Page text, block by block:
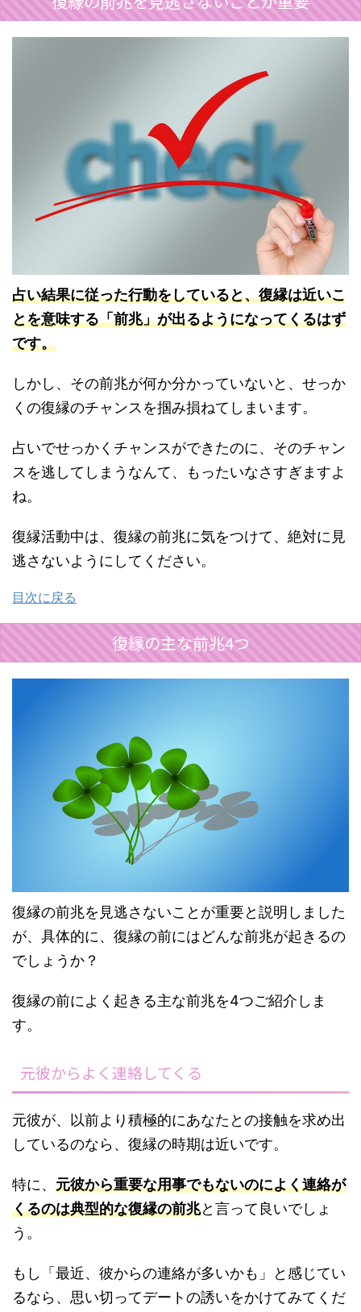
占い結果に従った行動をしていると、復縁は近いこ
とを意味する「前兆」が出るようになってくるはず
です。
しかし、その前兆が何か分かっていないと、せっか
くの復縁のチャンスを掴み損ねてしまいます。
占いでせっかくチャンスができたのに、そのチャン
スを逃してしまうなんて、もったいなさすぎますよ
ね。
復縁活動中は、復縁の前兆に気をつけて、絶対に見
逃さないようにしてください。
目次に戻る
復縁の主な前兆4つ
復縁の前兆を見逃さないことが重要と説明しました
が、具体的に、復縁の前にはどんな前兆が起きるの
でしょうか？
復縁の前によく起きる主な前兆を4つご紹介しま
す。
元彼からよく連絡してくる
元彼が、以前より積極的にあなたとの接触を求め出
しているのなら、復縁の時期は近いです。
特に、 元彼から重要な用事でもないのによく連絡が
くるのは典型的な復縁の前兆と言って良いでしょ
う。
もし「最近、彼からの連絡が多いかも」と感じてい
るなら、思い切ってデートの誘いをかけてみてくだ